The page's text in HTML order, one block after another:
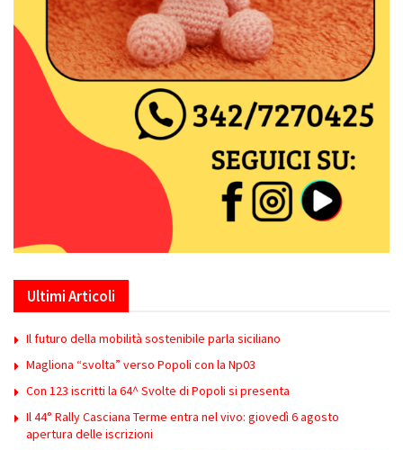
Ultimi Articoli
Il futuro della mobilità sostenibile parla siciliano
Magliona “svolta” verso Popoli con la Np03
Con 123 iscritti la 64^ Svolte di Popoli si presenta
Il 44° Rally Casciana Terme entra nel vivo: giovedì 6 agosto
apertura delle iscrizioni